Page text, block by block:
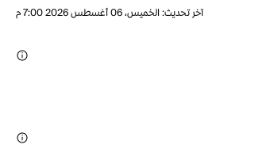
آخر تحديث:الخميس، 06 أغسطس 2026 7:00 م